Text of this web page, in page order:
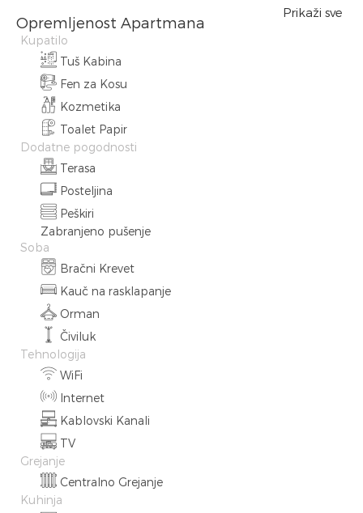
Opremljenost Apartmana
Prikaži sve
Kupatilo
Tuš Kabina
Fen za Kosu
Kozmetika
Toalet Papir
Dodatne pogodnosti
Terasa
Posteljina
Peškiri
Zabranjeno pušenje
Soba
Bračni Krevet
Kauč na rasklapanje
Orman
Čiviluk
Tehnologija
WiFi
Internet
Kablovski Kanali
TV
Grejanje
Centralno Grejanje
Kuhinja